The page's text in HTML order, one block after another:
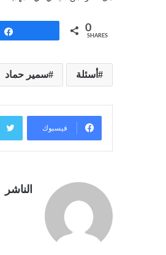
0
SHARES
أسئلة سمير حماد
فيسبوك
الناشر